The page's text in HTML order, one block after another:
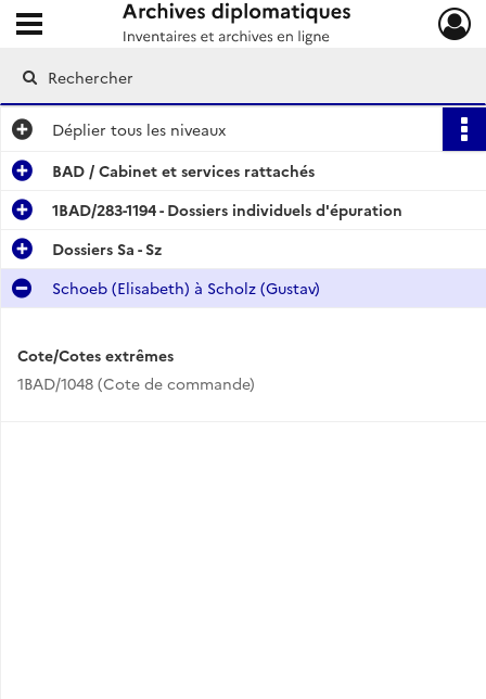
Archives diplomatiques
Ouvrir le menu déroulant
Déplier tous les niveaux
BAD / Cabinet et services rattachés
1BAD/283-1194 - Dossiers individuels d'épuration
Dossiers Sa - Sz
Schoeb (Elisabeth) à Scholz (Gustav)
Cote/Cotes extrêmes
1BAD/1048 (Cote de commande)